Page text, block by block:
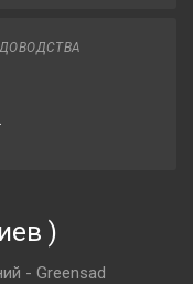
)
- Greensad